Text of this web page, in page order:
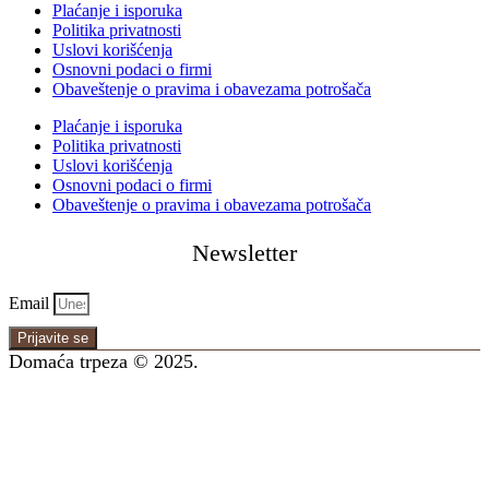
Plaćanje i isporuka
Politika privatnosti
Uslovi korišćenja
Osnovni podaci o firmi
Obaveštenje o pravima i obavezama potrošača
Plaćanje i isporuka
Politika privatnosti
Uslovi korišćenja
Osnovni podaci o firmi
Obaveštenje o pravima i obavezama potrošača
Newsletter
Email
Prijavite se
Domaća trpeza © 2025.